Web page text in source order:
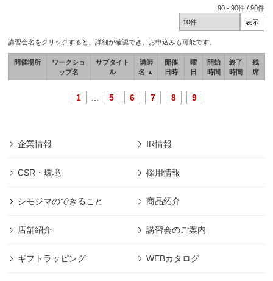
90 -90件 /90件
講習会名をクリックすると、詳細が確認でき、お申込みも可能です。
開催場所
ワークショ
ップ名
サブタイト
ル
講師
名 ▲
開催
日時
曜
日
開始
時間
終了
時間
残
席
1 5 6 7 8 9
企業情報 IR情報
CSR・環境 採用情報
シモジマのできること 商品紹介
店舗紹介 講習会のご案内
ギフトラッピング WEBカタログ